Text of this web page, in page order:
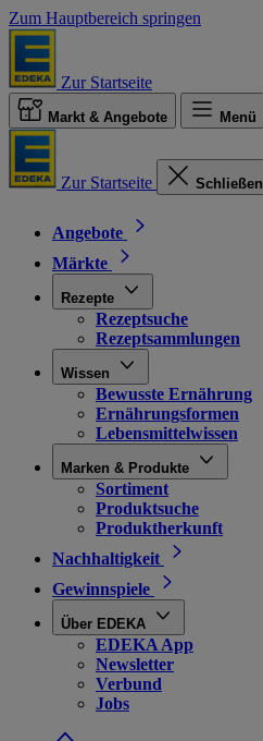
Zum Hauptbereich springen
Zur Startseite
Markt & Angebote Menü
Zur Startseite Schließen
Angebote
Märkte
Rezepte
Rezeptsuche
Rezeptsammlungen
Wissen
Bewusste Ernährung
Ernährungsformen
Lebensmittelwissen
Marken & Produkte
Sortiment
Produktsuche
Produktherkunft
Nachhaltigkeit
Gewinnspiele
Über EDEKA
EDEKA App
Newsletter
Verbund
Jobs